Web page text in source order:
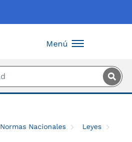
Menú
Normas Nacionales
Leyes